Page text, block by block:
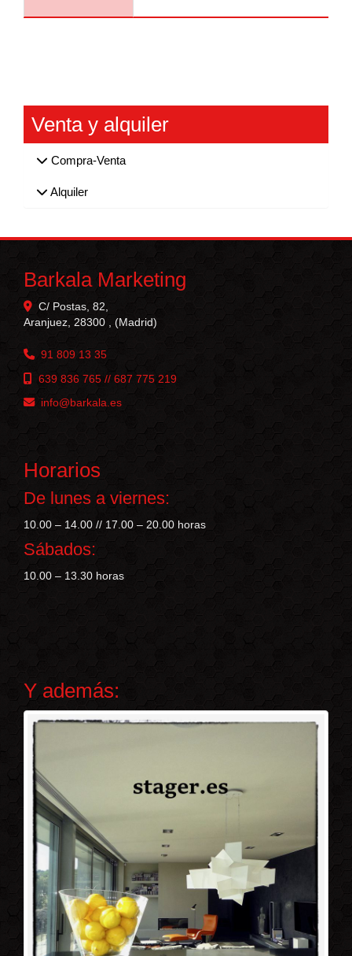
Venta y alquiler
Compra-Venta
Alquiler
Barkala Marketing
C/ Postas, 82,
Aranjuez 28300 (Madrid)
91 809 13 35
639 836 765 // 687 775 219
info
barkala.es
Horarios
De lunes a viernes:
10.00 – 14.00 // 17.00 – 20.00 horas
Sábados:
10.00 – 13.30 horas
Y además: